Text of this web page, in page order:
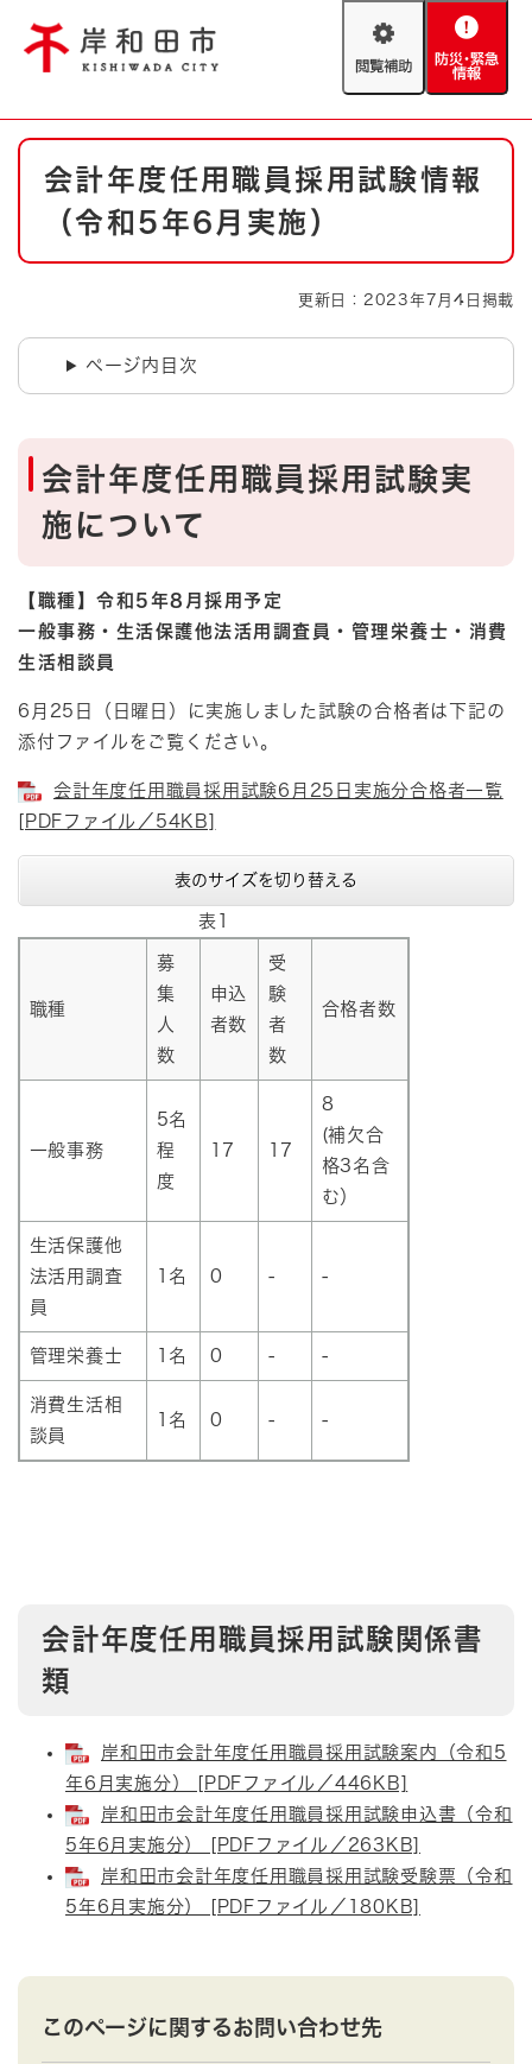
閲
助
防
緊
情
やさしい日本語
防災・緊急情報 救急・消防
ハザードマップ AED設置箇所
本
会計年度任用職員採用試験情報
（令和5年6月実施）
更新日：2023年7月4日掲載
ページ内目次
会計年度任用職員採用試験実
施について
【職種】令和5年8月採用予定
一般事務・生活保護他法活用調査員・管理栄養士・消費
生活相談員
6月25日（日曜日）に実施しました試験の合格者は下記の
添付ファイルをご覧ください。
会計年度任用職員採用試験6月25日実施分合格者一覧
[PDFファイル／54KB]
表のサイズを切り替える
表1
職種
募
集
人
数
申込
者数
受
験
者
数
合格者数
一般事務
5名
程
度
17 17
8
(補欠合
格3名含
む）
生活保護他
法活用調査
員
1名 0 - -
管理栄養士 1名 0 - -
消費生活相
談員
1名 0 - -
会計年度任用職員採用試験関係書
類
岸和田市会計年度任用職員採用試験案内（令和5
年6月実施分） [PDFファイル／446KB]
岸和田市会計年度任用職員採用試験申込書（令和
5年6月実施分） [PDFファイル／263KB]
岸和田市会計年度任用職員採用試験受験票（令和
5年6月実施分） [PDFファイル／180KB]
このページに関するお問い合わせ先